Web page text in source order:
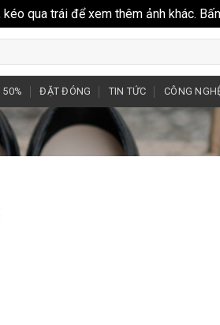
qua trái để xem thêm ảnh khác.
50% ĐẶT ĐÓNG TIN TỨC CÔNG